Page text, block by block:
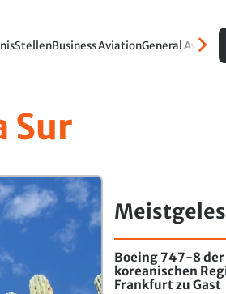
StellenBusiness AviationGeneral
Sur
Boeing 747-8 der
koreanischen
Frankfurt zu Gast